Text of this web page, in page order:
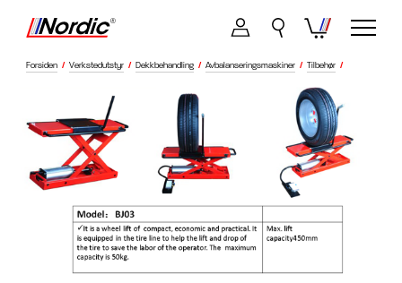
Forsiden / Verkstedutstyr / Dekkbehandling / Avbalanseringsmaskiner / Tilbehør /